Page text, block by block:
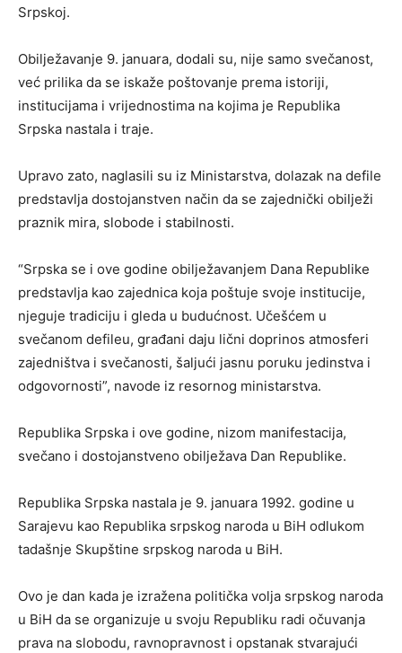
Srpskoj.
Obilježavanje 9. januara, dodali su, nije samo svečanost,
već prilika da se iskaže poštovanje prema istoriji,
institucijama i vrijednostima na kojima je Republika
Srpska nastala i traje.
Upravo zato, naglasili su iz Ministarstva, dolazak na defile
predstavlja dostojanstven način da se zajednički obilježi
praznik mira, slobode i stabilnosti.
“Srpska se i ove godine obilježavanjem Dana Republike
predstavlja kao zajednica koja poštuje svoje institucije,
njeguje tradiciju i gleda u budućnost. Učešćem u
svečanom defileu, građani daju lični doprinos atmosferi
zajedništva i svečanosti, šaljući jasnu poruku jedinstva i
odgovornosti”, navode iz resornog ministarstva.
Republika Srpska i ove godine, nizom manifestacija,
svečano i dostojanstveno obilježava Dan Republike.
Republika Srpska nastala je 9. januara 1992. godine u
Sarajevu kao Republika srpskog naroda u BiH odlukom
tadašnje Skupštine srpskog naroda u BiH.
Ovo je dan kada je izražena politička volja srpskog naroda
u BiH da se organizuje u svoju Republiku radi očuvanja
prava na slobodu, ravnopravnost i opstanak stvarajući